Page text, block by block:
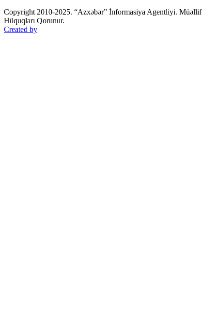
Copyright 2010-2025. “Azxəbər” İnformasiya Agentliyi. Müəllif
Hüquqları Qorunur.
Created by